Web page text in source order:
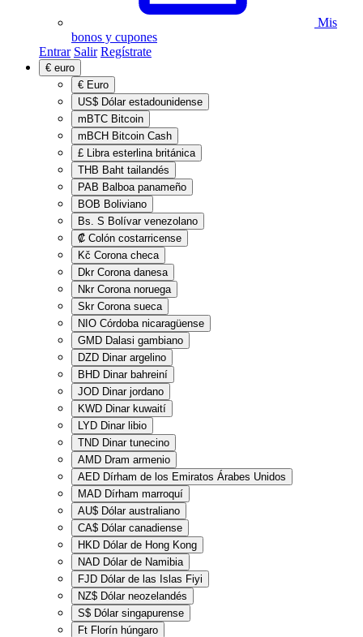
Mis
bonos y cupones
Entrar Salir Regístrate
€ euro
€ Euro
US$ Dólar estadounidense
mBTC Bitcoin
mBCH Bitcoin Cash
£ Libra esterlina británica
THB Baht tailandés
PAB Balboa panameño
BOB Boliviano
Bs. S Bolívar venezolano
₡ Colón costarricense
Kč Corona checa
Dkr Corona danesa
Nkr Corona noruega
Skr Corona sueca
NIO Córdoba nicaragüense
GMD Dalasi gambiano
DZD Dinar argelino
BHD Dinar bahreiní
JOD Dinar jordano
KWD Dinar kuwaití
LYD Dinar libio
TND Dinar tunecino
AMD Dram armenio
AED Dírham de los Emiratos Árabes Unidos
MAD Dírham marroquí
AU$ Dólar australiano
CA$ Dólar canadiense
HKD Dólar de Hong Kong
NAD Dólar de Namibia
FJD Dólar de las Islas Fiyi
NZ$ Dólar neozelandés
S$ Dólar singapurense
Ft Florín húngaro